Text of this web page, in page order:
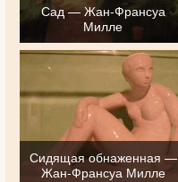
Сад — Жан-Франсуа
Милле
Сидящая обнаженная —
Жан-Франсуа Милле